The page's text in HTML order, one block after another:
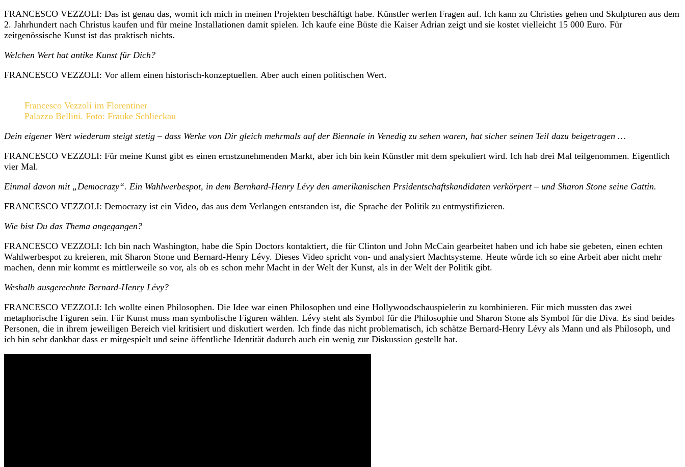
FRANCESCO VEZZOLI: Das ist genau das, womit ich mich in meinen Projekten beschäftigt habe. Künstler werfen Fragen auf. Ich kann zu Christies gehen und Skulpturen aus dem
2. Jahrhundert nach Christus kaufen und für meine Installationen damit spielen. Ich kaufe eine Büste die Kaiser Adrian zeigt und sie kostet vielleicht 15 000 Euro. Für
zeitgenössische Kunst ist das praktisch nichts.
Welchen Wert hat antike Kunst für Dich?
FRANCESCO VEZZOLI: Vor allem einen historisch-konzeptuellen. Aber auch einen politischen Wert.
Francesco Vezzoli im Florentiner
Palazzo Bellini. Foto: Frauke Schlieckau
Dein eigener Wert wiederum steigt stetig – dass Werke von Dir gleich mehrmals auf der Biennale in Venedig zu sehen waren, hat sicher seinen Teil dazu beigetragen …
FRANCESCO VEZZOLI: Für meine Kunst gibt es einen ernstzunehmenden Markt, aber ich bin kein Künstler mit dem spekuliert wird. Ich hab drei Mal teilgenommen. Eigentlich
vier Mal.
Einmal davon mit „Democrazy“. Ein Wahlwerbespot, in dem Bernhard-Henry Lévy den amerikanischen Prsidentschaftskandidaten verkörpert – und Sharon Stone seine Gattin.
FRANCESCO VEZZOLI: Democrazy ist ein Video, das aus dem Verlangen entstanden ist, die Sprache der Politik zu entmystifizieren.
Wie bist Du das Thema angegangen?
FRANCESCO VEZZOLI: Ich bin nach Washington, habe die Spin Doctors kontaktiert, die für Clinton und John McCain gearbeitet haben und ich habe sie gebeten, einen echten
Wahlwerbespot zu kreieren, mit Sharon Stone und Bernard-Henry Lévy. Dieses Video spricht von- und analysiert Machtsysteme. Heute würde ich so eine Arbeit aber nicht mehr
machen, denn mir kommt es mittlerweile so vor, als ob es schon mehr Macht in der Welt der Kunst, als in der Welt der Politik gibt.
Weshalb ausgerechnte Bernard-Henry Lévy?
FRANCESCO VEZZOLI: Ich wollte einen Philosophen. Die Idee war einen Philosophen und eine Hollywoodschauspielerin zu kombinieren. Für mich mussten das zwei
metaphorische Figuren sein. Für Kunst muss man symbolische Figuren wählen. Lévy steht als Symbol für die Philosophie und Sharon Stone als Symbol für die Diva. Es sind beides
Personen, die in ihrem jeweiligen Bereich viel kritisiert und diskutiert werden. Ich finde das nicht problematisch, ich schätze Bernard-Henry Lévy als Mann und als Philosoph, und
ich bin sehr dankbar dass er mitgespielt und seine öffentliche Identität dadurch auch ein wenig zur Diskussion gestellt hat.